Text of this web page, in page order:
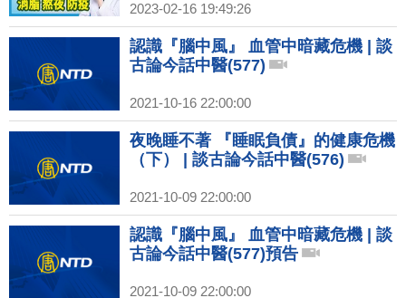
2023-02-16 19:49:26
認識『腦中風』 血管中暗藏危機 | 談
古論今話中醫(577)
2021-10-16 22:00:00
夜晚睡不著 『睡眠負債』的健康危機
（下） | 談古論今話中醫(576)
2021-10-09 22:00:00
認識『腦中風』 血管中暗藏危機 | 談
古論今話中醫(577)預告
2021-10-09 22:00:00